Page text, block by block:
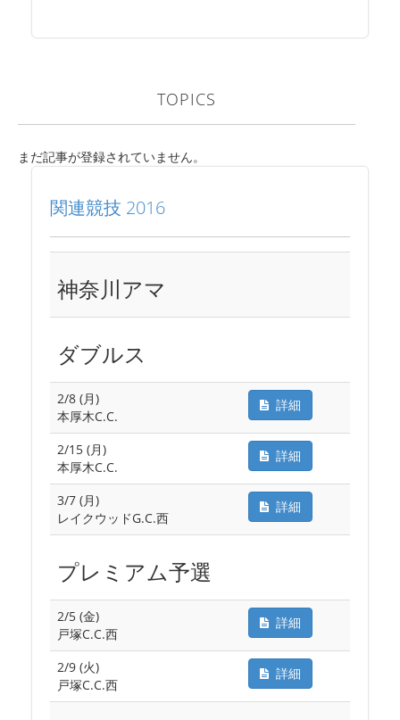
TOPICS
まだ記事が登録されていません。
関連競技 2016
神奈川アマ
ダブルス
2/8 (月)
本厚木C.C.
詳細
2/15 (月)
本厚木C.C.
詳細
3/7 (月)
レイクウッドG.C.西
詳細
プレミアム予選
2/5 (金)
戸塚C.C.西
詳細
2/9 (火)
戸塚C.C.西
詳細